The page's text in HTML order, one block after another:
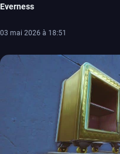
Everness
03 mai 2026 à 18:51